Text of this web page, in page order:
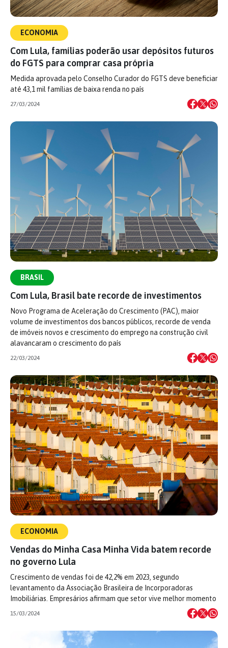
ECONOMIA
Com Lula, famílias poderão usar depósitos futuros
do FGTS para comprar casa própria
Medida aprovada pelo Conselho Curador do FGTS deve beneficiar
até 43,1 mil famílias de baixa renda no país
27/03/2024
BRASIL
Com Lula, Brasil bate recorde de investimentos
Novo Programa de Aceleração do Crescimento (PAC), maior
volume de investimentos dos bancos públicos, recorde de venda
de imóveis novos e crescimento do emprego na construção civil
alavancaram o crescimento do país
22/03/2024
ECONOMIA
Vendas do Minha Casa Minha Vida batem recorde
no governo Lula
Crescimento de vendas foi de 42,2% em 2023, segundo
levantamento da Associação Brasileira de Incorporadoras
Imobiliárias. Empresários afirmam que setor vive melhor momento
15/03/2024